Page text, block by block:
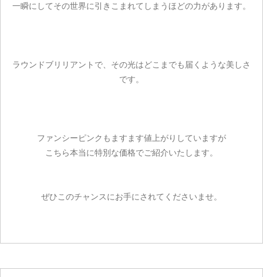
一瞬にしてその世界に引きこまれてしまうほどの力があります。
ラウンドブリリアントで、その光はどこまでも届くような美しさ
です。
ファンシーピンクもますます値上がりしていますが
こちら本当に特別な価格でご紹介いたします。
ぜひこのチャンスにお手にされてくださいませ。